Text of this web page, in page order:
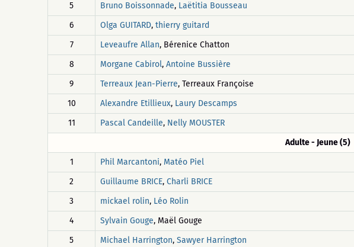
5
Bruno Boissonnade, Laëtitia Bousseau
6
Olga GUITARD, thierry guitard
7
Leveaufre Allan, Bérenice Chatton
8
Morgane Cabirol, Antoine Bussière
9
Terreaux Jean-Pierre, Terreaux Françoise
10
Alexandre Etillieux, Laury Descamps
11
Pascal Candeille, Nelly MOUSTER
Adulte - Jeune (5)
1
Phil Marcantoni, Matéo Piel
2
Guillaume BRICE, Charli BRICE
3
mickael rolin, Léo Rolin
4
Sylvain Gouge, Maël Gouge
5
Michael Harrington, Sawyer Harrington